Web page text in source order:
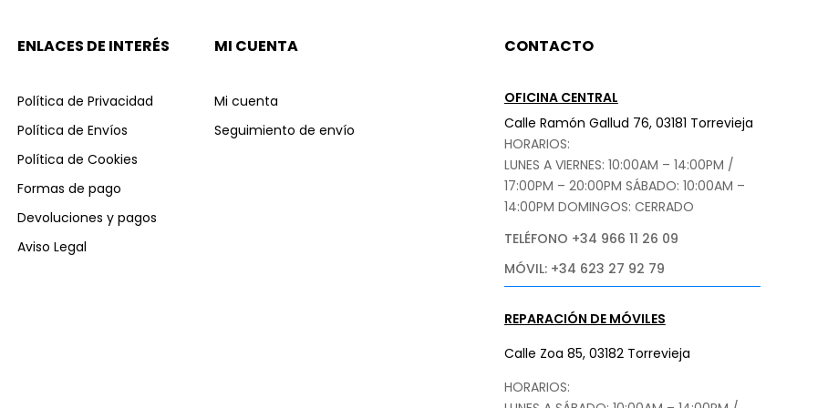
ENLACES DE INTERÉS
Política de Privacidad
Política de Envíos
Política de Cookies
Formas de pago
Devoluciones y pagos
Aviso Legal
MI CUENTA
Mi cuenta
Seguimiento de envío
CONTACTO
OFICINA CENTRAL
Calle Ramón Gallud 76, 03181 Torrevieja
HORARIOS:
LUNES A VIERNES: 10:00AM – 14:00PM /
17:00PM – 20:00PM SÁBADO: 10:00AM –
14:00PM DOMINGOS: CERRADO
TELÉFONO +34 966 11 26 09
MÓVIL: +34 623 27 92 79
REPARACIÓN DE MÓVILES
Calle Zoa 85, 03182 Torrevieja
HORARIOS: